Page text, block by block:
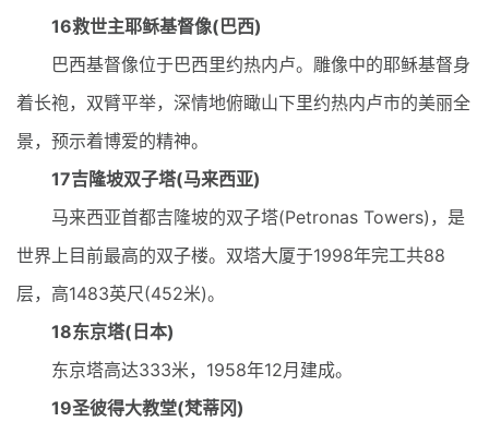
16救世主耶稣基督像(巴西)
巴西基督像位于巴西里约热内卢。雕像中的耶稣基督身
着长袍，双臂平举，深情地俯瞰山下里约热内卢市的美丽全
景，预示着博爱的精神。
17吉隆坡双子塔(马来西亚)
马来西亚首都吉隆坡的双子塔(Petronas Towers)，是
世界上目前最高的双子楼。双塔大厦于1998年完工共88
层，高1483英尺(452米)。
18东京塔(日本)
东京塔高达333米，1958年12月建成。
19圣彼得大教堂(梵蒂冈)